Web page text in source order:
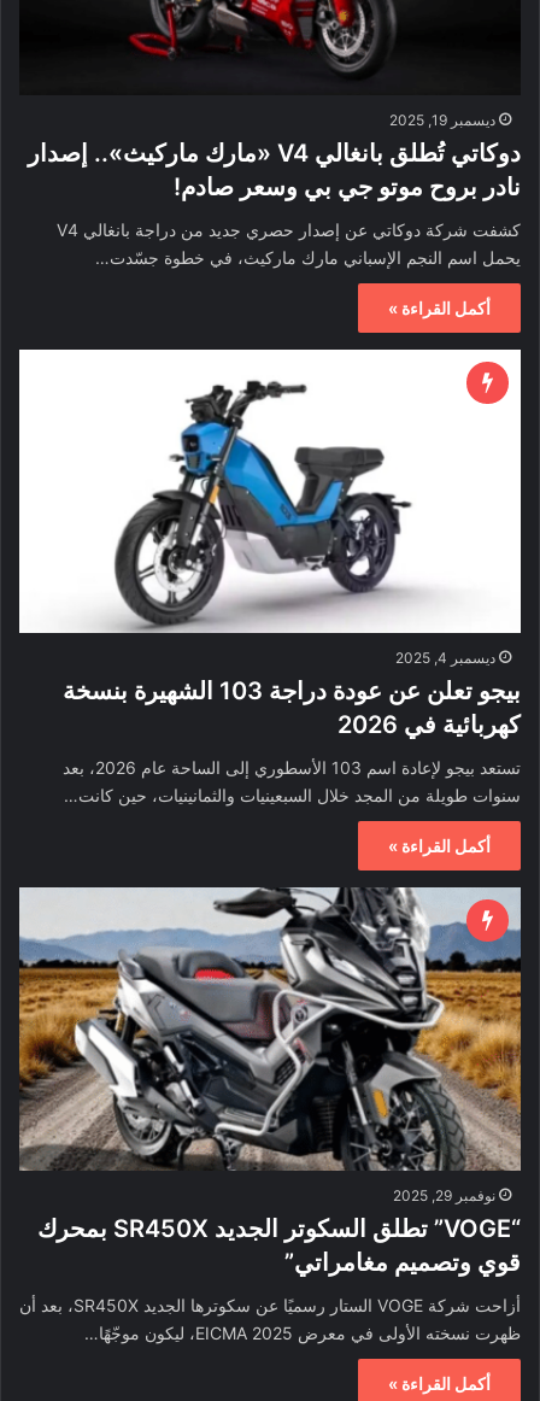
ديسمبر 19, 2025
دوكاتي تُطلق بانغالي V4 «مارك ماركيث».. إصدار
نادر بروح موتو جي بي وسعر صادم!
كشفت شركة دوكاتي عن إصدار حصري جديد من دراجة بانغالي V4
يحمل اسم النجم الإسباني مارك ماركيث، في خطوة جسّدت…
أكمل القراءة »
ديسمبر 4, 2025
بيجو تعلن عن عودة دراجة 103 الشهيرة بنسخة
كهربائية في 2026
تستعد بيجو لإعادة اسم 103 الأسطوري إلى الساحة عام 2026، بعد
سنوات طويلة من المجد خلال السبعينيات والثمانينيات، حين كانت…
أكمل القراءة »
نوفمبر 29, 2025
“VOGE” تطلق السكوتر الجديد SR450X بمحرك
قوي وتصميم مغامراتي”
أزاحت شركة VOGE الستار رسميًا عن سكوترها الجديد SR450X، بعد أن
ظهرت نسخته الأولى في معرض EICMA 2025، ليكون موجّهًا…
أكمل القراءة »